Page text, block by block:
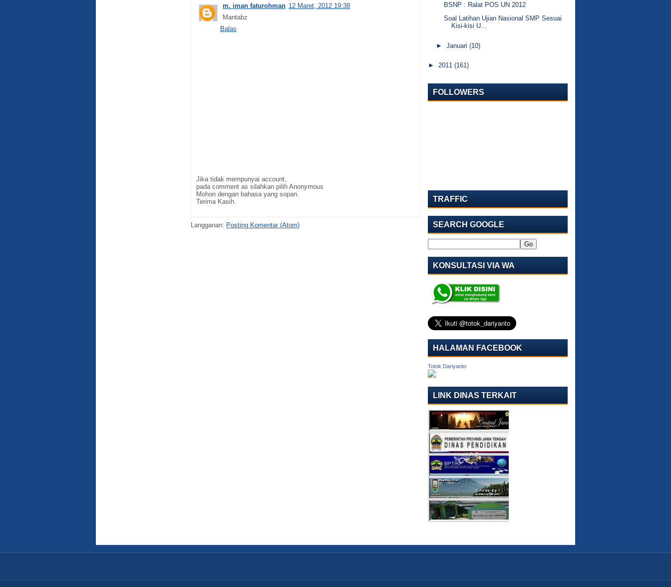
m. iman faturohman 12 Maret, 2012 19:38
Mantabz
Balas
Jika tidak mempunyai account,
pada comment as silahkan pilih Anonymous
Mohon dengan bahasa yang sopan.
Terima Kasih.
Langganan: Posting Komentar (Atom)
BSNP : Ralat POS UN 2012
Soal Latihan Ujian Nasional SMP Sesuai
Kisi-kisi U...
► Januari (10)
► 2011 (161)
FOLLOWERS
TRAFFIC
SEARCH GOOGLE
KONSULTASI VIA WA
HALAMAN FACEBOOK
Totok Dariyanto
LINK DINAS TERKAIT